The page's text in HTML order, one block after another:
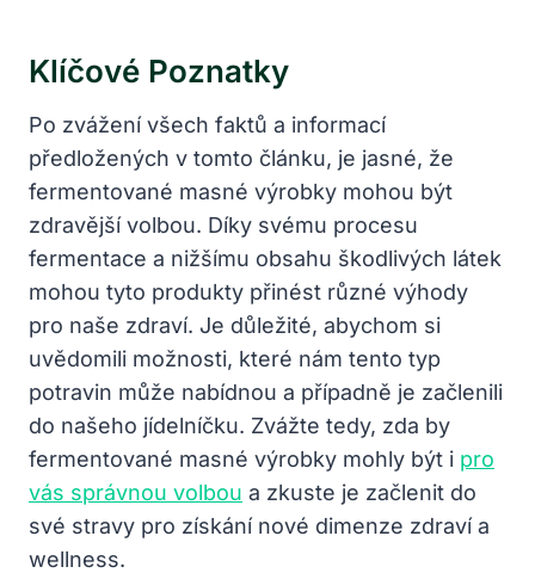
Klíčové Poznatky
Po zvážení‍ všech faktů a informací
předložených v tomto článku, je jasné, že
fermentované masné výrobky mohou být
zdravější volbou. Díky svému procesu
fermentace a nižšímu obsahu škodlivých látek
mohou tyto produkty přinést​ různé výhody
pro naše zdraví. Je důležité, abychom si
uvědomili možnosti, které nám tento typ
potravin může nabídnou a případně je začlenili
⁢do našeho jídelníčku. ‍Zvážte tedy, ⁤zda by
fermentované⁢ masné výrobky mohly ⁤být i ​ pro
vás správnou volbou a zkuste je začlenit do
své ⁤stravy ​pro získání ⁢nové ⁤dimenze zdraví a
wellness.